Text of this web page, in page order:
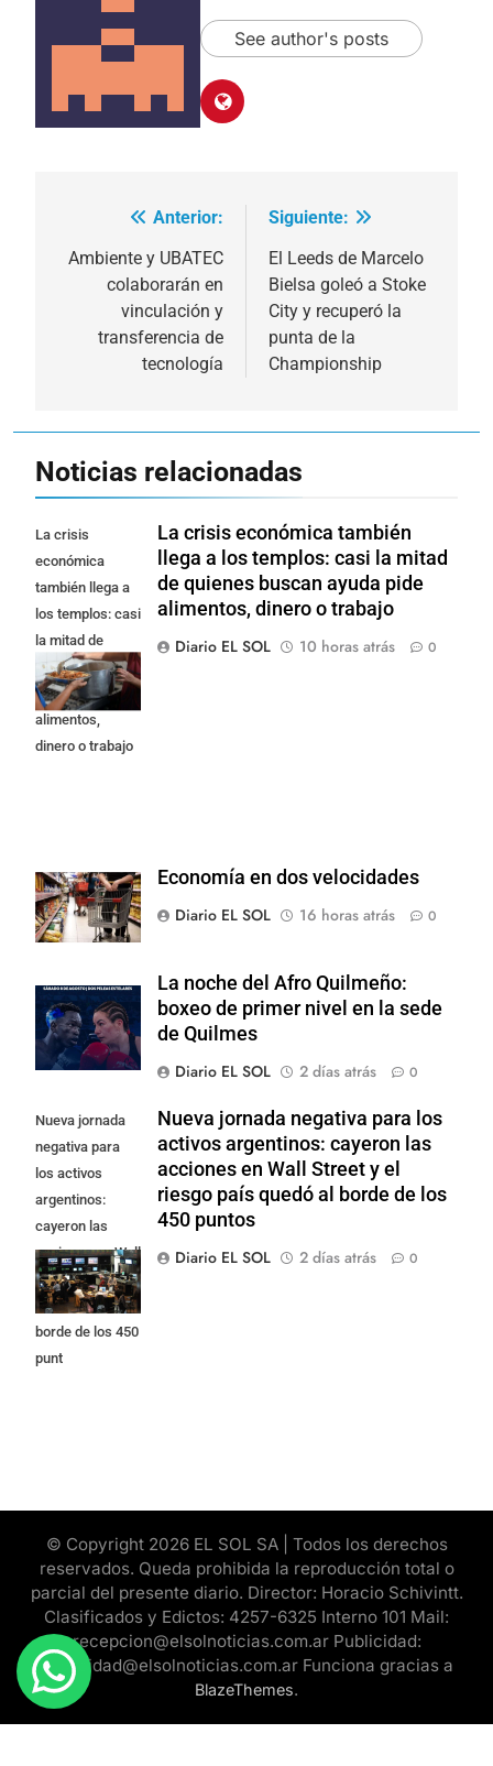
See author's posts
Navegación
de
entradas
Anterior:
Ambiente y UBATEC
colaborarán en
vinculación y
transferencia de
tecnología
Siguiente:
El Leeds de Marcelo
Bielsa goleó a Stoke
City y recuperó la
punta de la
Championship
Noticias relacionadas
La crisis
económica
también llega a
los templos: casi
la mitad de
quienes buscan
ayuda pide
alimentos,
dinero o trabajo
La crisis económica también
llega a los templos: casi la mitad
de quienes buscan ayuda pide
alimentos, dinero o trabajo
Diario EL SOL
10 horas atrás 0
Economía en dos velocidades
Diario EL SOL
16 horas atrás 0
La noche del Afro Quilmeño:
boxeo de primer nivel en la sede
de Quilmes
Diario EL SOL
2 días atrás 0
Nueva jornada
negativa para
los activos
argentinos:
cayeron las
acciones en Wall
Street y el riesgo
país quedó al
borde de los 450
punt
Nueva jornada negativa para los
activos argentinos: cayeron las
acciones en Wall Street y el
riesgo país quedó al borde de los
450 puntos
Diario EL SOL
2 días atrás 0
© Copyright 2026 EL SOL SA | Todos los derechos
reservados. Queda prohibida la reproducción total o
parcial del presente diario. Director: Horacio Schivintt.
Clasificados y Edictos: 4257-6325 Interno 101 Mail:
recepcion@elsolnoticias.com.ar Publicidad:
publicidad@elsolnoticias.com.ar Funciona gracias a
BlazeThemes.